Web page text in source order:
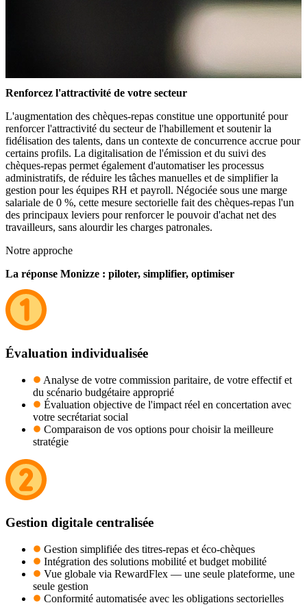
Renforcez l'attractivité de votre secteur
L'augmentation des chèques-repas constitue une opportunité pour
renforcer l'attractivité du secteur de l'habillement et soutenir la
fidélisation des talents, dans un contexte de concurrence accrue pour
certains profils. La digitalisation de l'émission et du suivi des
chèques-repas permet également d'automatiser les processus
administratifs, de réduire les tâches manuelles et de simplifier la
gestion pour les équipes RH et payroll. Négociée sous une marge
salariale de 0 %, cette mesure sectorielle fait des chèques-repas l'un
des principaux leviers pour renforcer le pouvoir d'achat net des
travailleurs, sans alourdir les charges patronales.
Notre approche
La réponse Monizze : piloter, simplifier, optimiser
Évaluation individualisée
Analyse de votre commission paritaire, de votre effectif et
du scénario budgétaire approprié
Évaluation objective de l'impact réel en concertation avec
votre secrétariat social
Comparaison de vos options pour choisir la meilleure
stratégie
Gestion digitale centralisée
Gestion simplifiée des titres-repas et éco-chèques
Intégration des solutions mobilité et budget mobilité
Vue globale via RewardFlex — une seule plateforme, une
seule gestion
Conformité automatisée avec les obligations sectorielles